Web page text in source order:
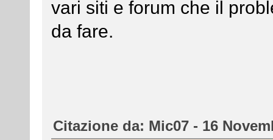
vari siti e forum che il
da fare.
Citazione da: Mic07 - 16